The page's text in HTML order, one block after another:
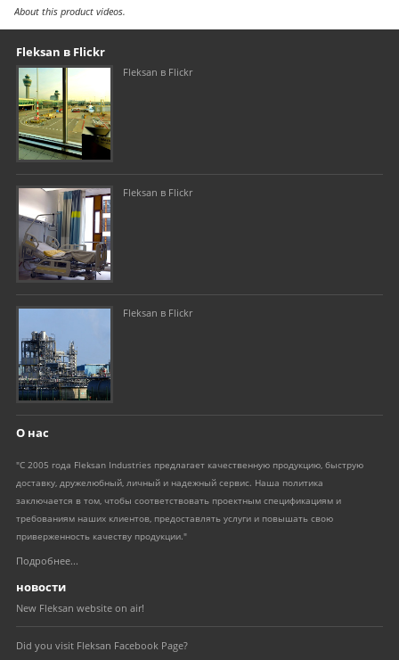
About this product videos.
Our footer
Footer content
Fleksan в Flickr
Fleksan в Flickr
Fleksan в Flickr
Fleksan в Flickr
О нас
"С 2005 года Fleksan Industries предлагает качественную продукцию, быструю
доставку, дружелюбный, личный и надежный сервис. Наша политика
заключается в том, чтобы соответствовать проектным спецификациям и
требованиям наших клиентов, предоставлять услуги и повышать свою
приверженность качеству продукции."
Подробнее...
новости
New Fleksan website on air!
Did you visit Fleksan Facebook Page?